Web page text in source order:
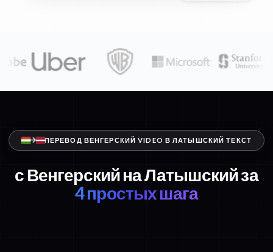
ПЕРЕВОД ВЕНГЕРСКИЙ VIDEO В ЛАТЫШСКИЙ ТЕКСТ
с Венгерский на Латышский за
4 простых шага